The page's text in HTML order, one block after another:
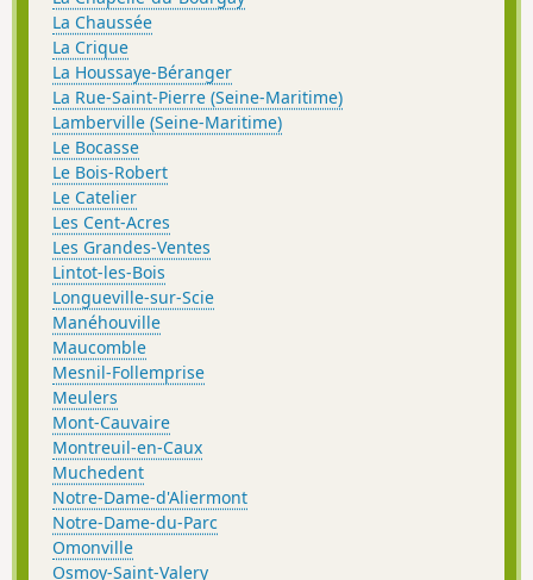
La Chaussée
La Crique
La Houssaye-Béranger
La Rue-Saint-Pierre (Seine-Maritime)
Lamberville (Seine-Maritime)
Le Bocasse
Le Bois-Robert
Le Catelier
Les Cent-Acres
Les Grandes-Ventes
Lintot-les-Bois
Longueville-sur-Scie
Manéhouville
Maucomble
Mesnil-Follemprise
Meulers
Mont-Cauvaire
Montreuil-en-Caux
Muchedent
Notre-Dame-d'Aliermont
Notre-Dame-du-Parc
Omonville
Osmoy-Saint-Valery